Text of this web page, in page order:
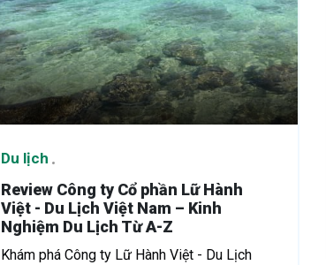
Du lịch
Review Công ty Cổ phần Lữ Hành
Việt - Du Lịch Việt Nam – Kinh
Nghiệm Du Lịch Từ A-Z
Khám phá Công ty Lữ Hành Việt - Du Lịch